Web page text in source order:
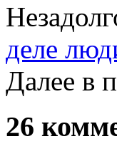
деле
Далее в
26